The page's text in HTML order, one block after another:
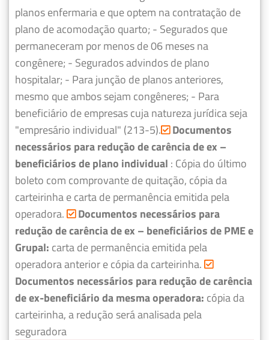
planos enfermaria e que optem na contratação de
plano de acomodação quarto; - Segurados que
permaneceram por menos de 06 meses na
congênere; - Segurados advindos de plano
hospitalar; - Para junção de planos anteriores,
mesmo que ambos sejam congêneres; - Para
beneficiário de empresas cuja natureza jurídica seja
"empresário individual" (213-5). Documentos
necessários para redução de carência de ex –
beneficiários de plano individual : Cópia do último
boleto com comprovante de quitação, cópia da
carteirinha e carta de permanência emitida pela
operadora.
Documentos necessários para
redução de carência de ex – beneficiários de PME e
Grupal: carta de permanência emitida pela
operadora anterior e cópia da carteirinha.
Documentos necessários para redução de carência
de ex-beneficiário da mesma operadora: cópia da
carteirinha, a redução será analisada pela
seguradora